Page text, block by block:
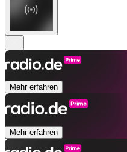
Mehr erfahren
Mehr erfahren